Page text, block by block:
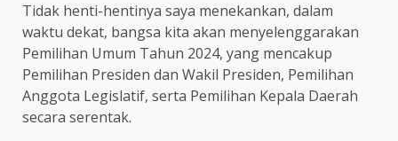
Tidak henti-hentinya saya menekankan, dalam
waktu dekat, bangsa kita akan menyelenggarakan
Pemilihan Umum Tahun 2024, yang mencakup
Pemilihan Presiden dan Wakil Presiden, Pemilihan
Anggota Legislatif, serta Pemilihan Kepala Daerah
secara serentak.